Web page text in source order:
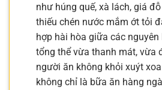
như húng quế, xà lách, giá
thiếu chén nước mắm ớt tỏi
hợp hài hòa giữa các
tổng thể vừa thanh mát, vừa
người ăn không khỏi xuýt
không chỉ là bữa ăn hàng